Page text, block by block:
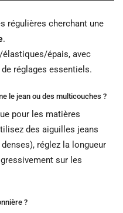
régulières cherchant une
.
épais, avec
réglages essentiels.
le jean ou des multicouches ?
pour les matières
des aiguilles jeans
réglez la longueur
sur les
?